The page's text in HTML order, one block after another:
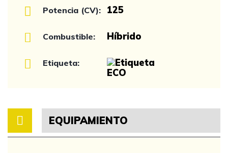
Potencia (CV): 125
Combustible: Híbrido
Etiqueta:
EQUIPAMIENTO